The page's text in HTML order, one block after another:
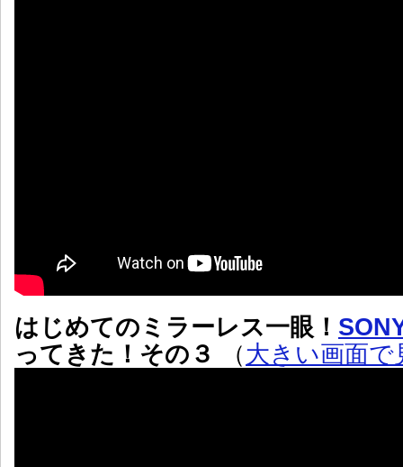
はじめてのミラーレス一眼！
ってきた！その３
（大きい画面で